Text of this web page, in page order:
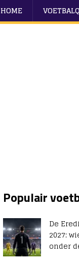
HOME
Populair
De
2027:
onder